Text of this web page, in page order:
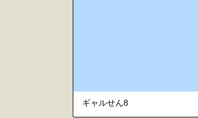
ギャルせん8